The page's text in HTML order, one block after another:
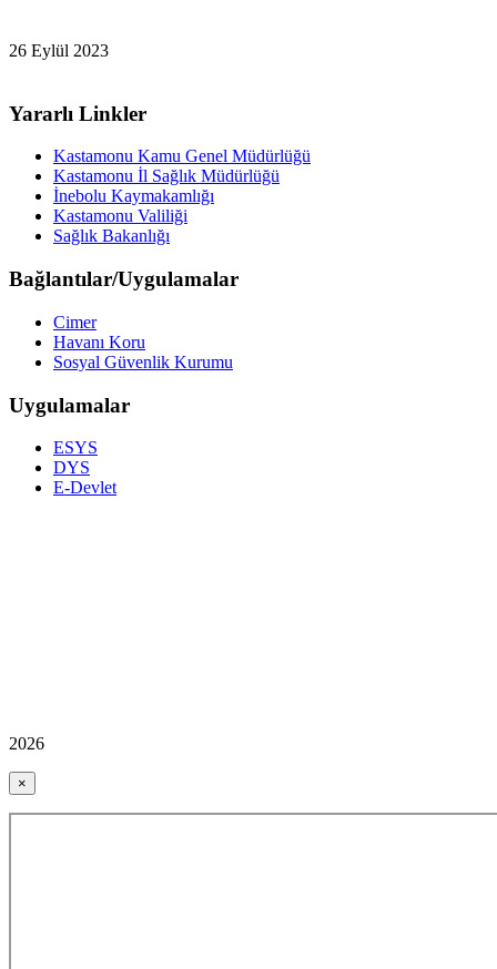
26 Eylül 2023
Yararlı Linkler
Kastamonu Kamu Genel Müdürlüğü
Kastamonu İl Sağlık Müdürlüğü
İnebolu Kaymakamlığı
Kastamonu Valiliği
Sağlık Bakanlığı
Bağlantılar/Uygulamalar
Cimer
Havanı Koru
Sosyal Güvenlik Kurumu
Uygulamalar
ESYS
DYS
E-Devlet
2026
×